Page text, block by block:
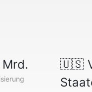
🇺🇸